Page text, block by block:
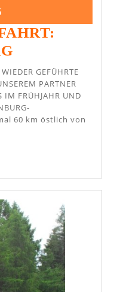
4.
Januar
2016
AUSFAHRT:
PARTNER
IM FRÜHJAHR UND
60 km östlich von